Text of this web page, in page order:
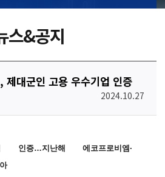
스&공지
제대군인 고용 우수기업 인증
2024.10.27
인증…지난해 에코프로비엠∙